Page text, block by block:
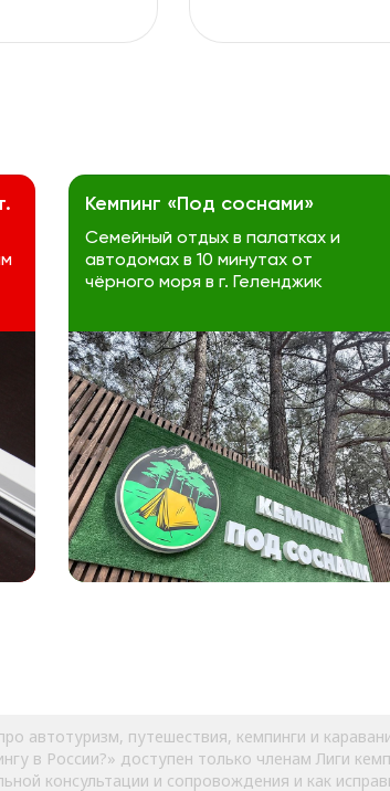
Кемпинг «Под соснами»
Семейный отдых в палатках и
автодомах в 10 минутах от
чёрного моря в г. Геленджик
автотуризм, путешествия, кемпинги и
в России?» доступен только членам Лиги
консультации и сопровождения и как